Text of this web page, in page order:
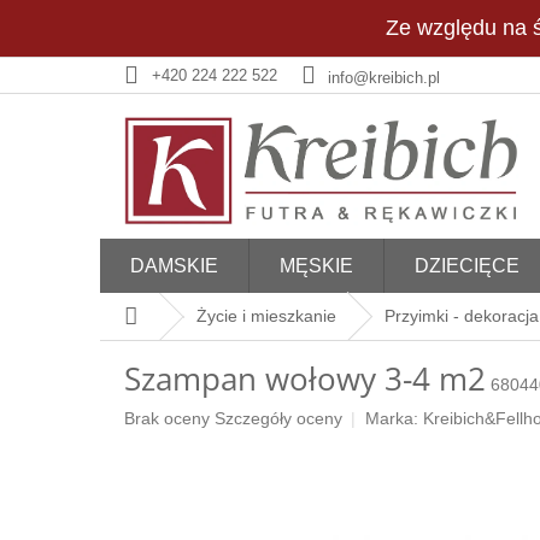
treści
Ze względu na
+420 224 222 522 info@kreibich.pl
DAMSKIE MĘSKIE DZIECIĘCE
Home Życie i mieszkanie Przyimki - dekoracja
Szampan wołowy 3-4 m2
Średnia
Brak oceny Szczegóły oceny Marka: